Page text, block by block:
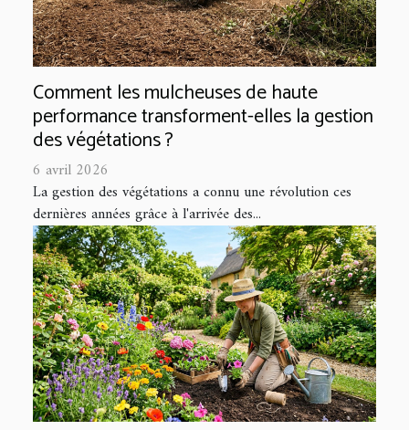
Comment les mulcheuses de haute
performance transforment-elles la gestion
des végétations ?
6 avril 2026
La gestion des végétations a connu une révolution ces
dernières années grâce à l'arrivée des...